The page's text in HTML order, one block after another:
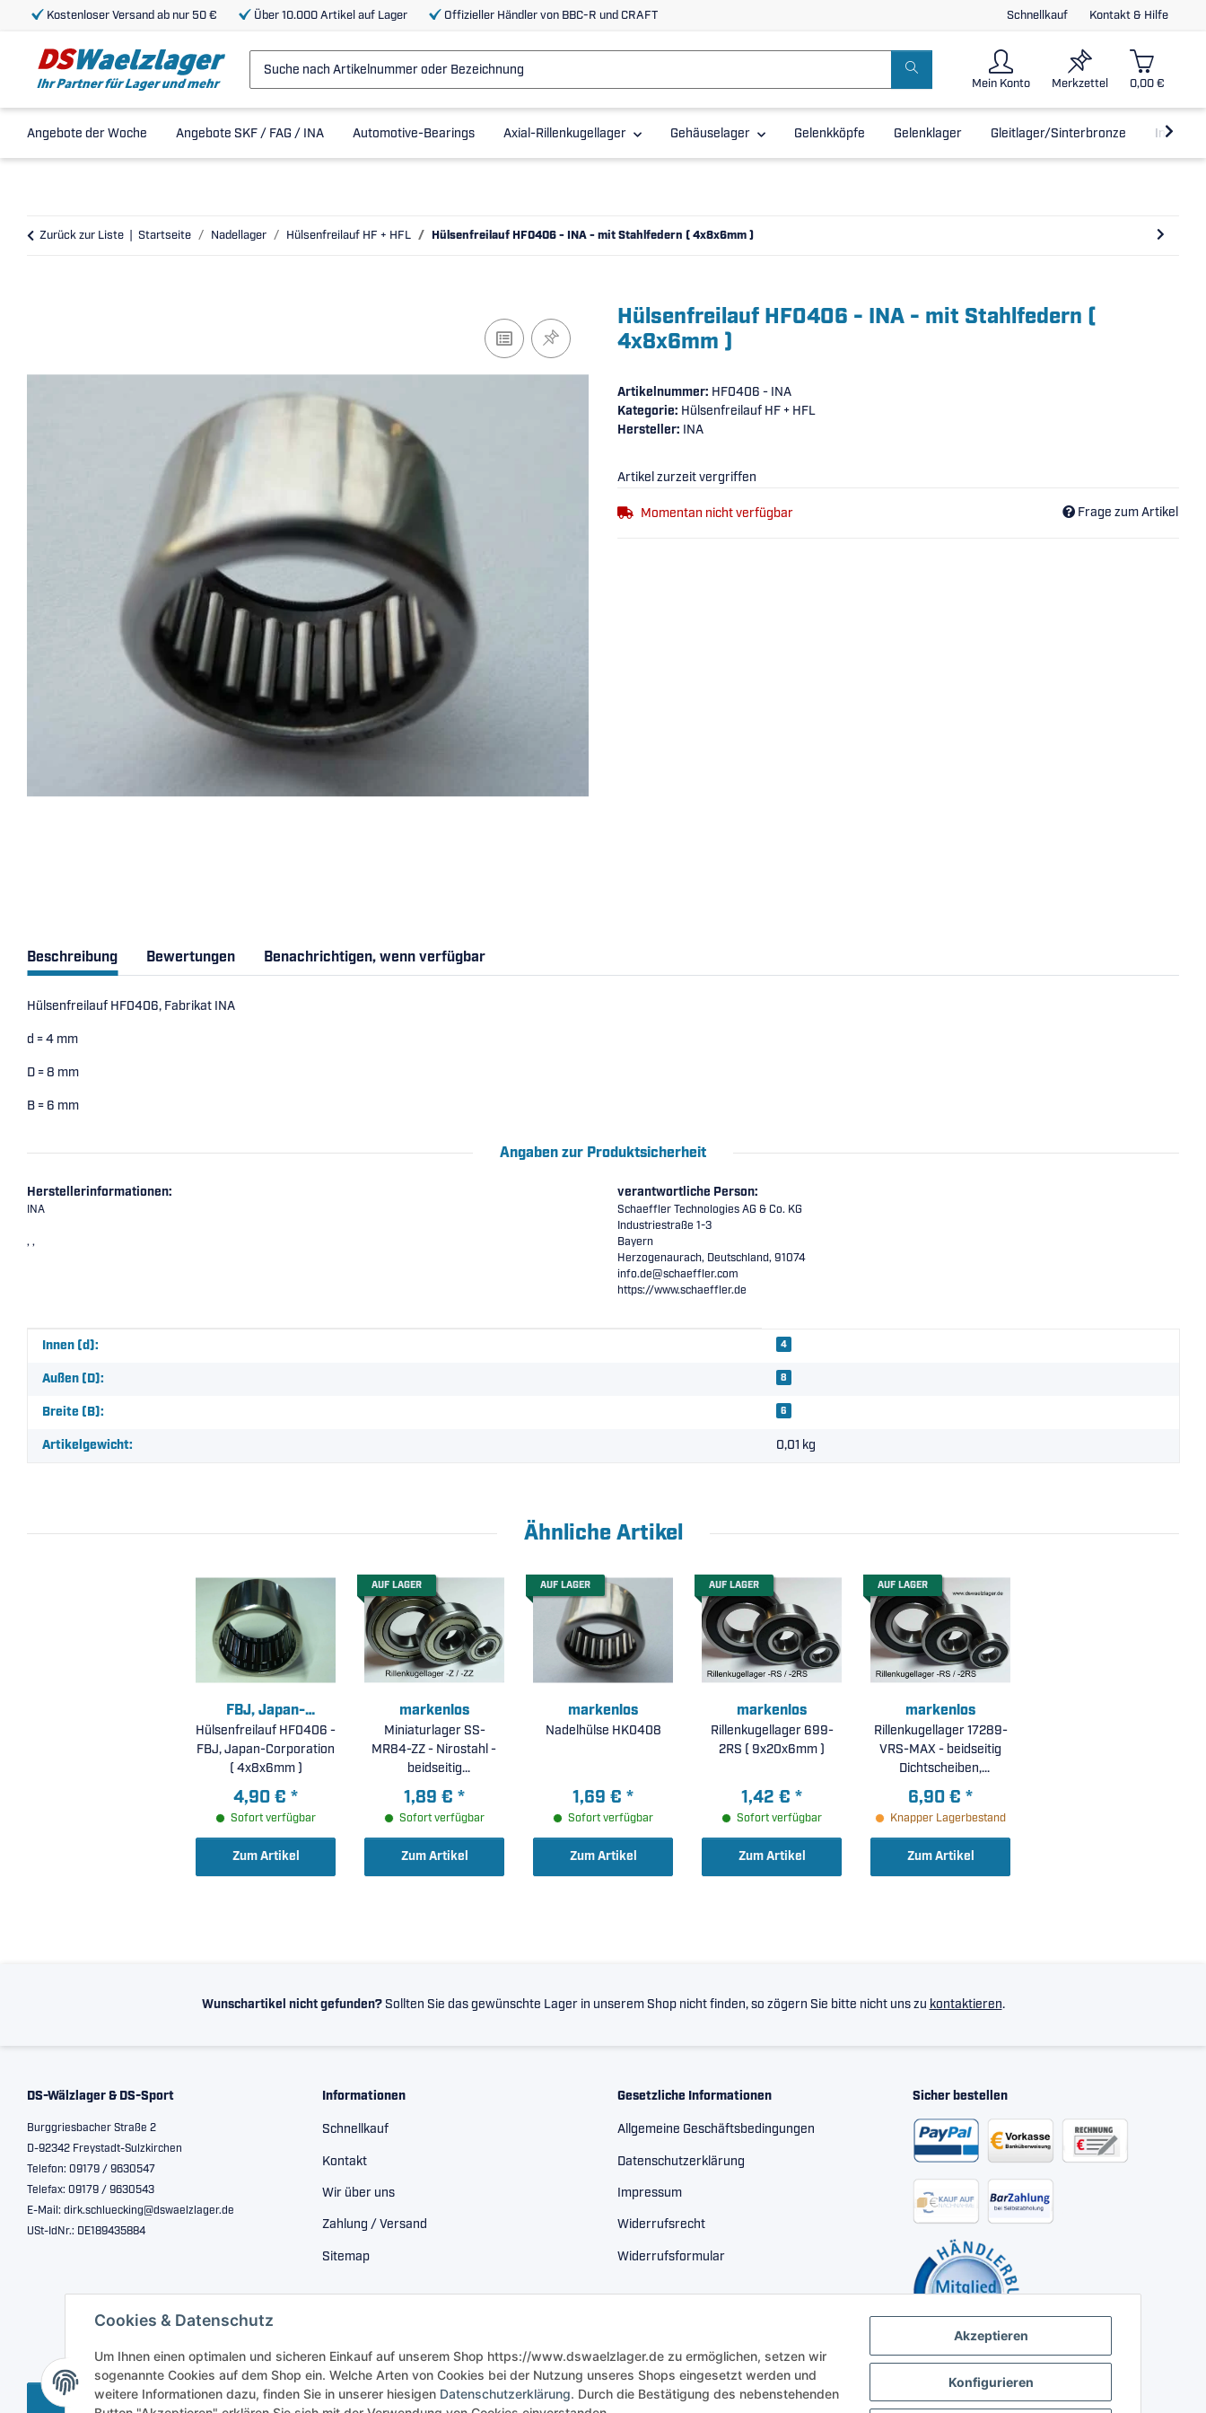
Akzeptieren
Konfigurieren
Cookies & Datenschutz
Um Ihnen einen optimalen und sicheren Einkauf auf unserem Shop https://www.dswaelzlager.de zu ermöglichen, setzen wir
sogenannte Cookies auf dem Shop ein. Welche Arten von Cookies bei der Nutzung unseres Shops eingesetzt werden und
weitere Informationen dazu, finden Sie in unserer hiesigen Datenschutzerklärung. Durch die Bestätigung des nebenstehenden
Schnellkauf Kontakt & Hilfe
Kostenloser Versand ab nur 50 € Über 10.000 Artikel auf Lager Offizieller Händler von BBC-R und CRAFT
Mein Konto Merkzettel 0,00 €
Angebote der Woche Angebote SKF / FAG / INA Automotive-Bearings Axial-Rillenkugellager Gehäuselager Gelenkköpfe Gelenklager Gleitlager/Sinterbronze Inline-
Zurück zur Liste Startseite Nadellager Hülsenfreilauf HF + HFL Hülsenfreilauf HF0406 - INA - mit Stahlfedern ( 4x8x6mm )
Hülsenfreilauf HF0406 - INA - mit Stahlfedern (
4x8x6mm )
Artikelnummer: HF0406 - INA
Kategorie: Hülsenfreilauf HF + HFL
Hersteller: INA
Artikel zurzeit vergriffen
Momentan nicht verfügbar Frage zum Artikel
Beschreibung Bewertungen Benachrichtigen, wenn verfügbar
Hülsenfreilauf HF0406, Fabrikat INA
d = 4 mm
D = 8 mm
B = 6 mm
Angaben zur Produktsicherheit
Herstellerinformationen:
INA
, ,
verantwortliche Person:
Schaeffler Technologies AG & Co. KG
Industriestraße 1-3
Bayern
Herzogenaurach, Deutschland, 91074
info.de@schaeffler.com
https://www.schaeffler.de
Produkteigenschaft
Wert
Innen (d): 4
Außen (D): 8
Breite (B): 6
Artikelgewicht: 0,01 kg
Ähnliche Artikel
FBJ, Japan-
Corporation
Hülsenfreilauf HF0406 -
FBJ, Japan-Corporation
( 4x8x6mm )
4,90 € *
Sofort verfügbar
Zum Artikel
AUF LAGER
markenlos
Miniaturlager SS-
MR84-ZZ - Nirostahl -
beidseitig
Stahldeckscheiben (
4x8x3mm )
1,89 € *
Sofort verfügbar
Zum Artikel
AUF LAGER
markenlos
Nadelhülse HK0408
1,69 € *
Sofort verfügbar
Zum Artikel
AUF LAGER
markenlos
Rillenkugellager 699-
2RS ( 9x20x6mm )
1,42 € *
Sofort verfügbar
Zum Artikel
AUF LAGER
markenlos
Rillenkugellager 17289-
VRS-MAX - beidseitig
Dichtscheiben,
vollkugellig (
17x28x9mm )
6,90 € *
Knapper Lagerbestand
Zum Artikel
Wunschartikel nicht gefunden?Sollten Sie das gewünschte Lager in unserem Shop nicht finden, so zögern Sie bitte nicht uns zu kontaktieren.
DS-Wälzlager & DS-Sport
Burggriesbacher Straße 2
D-92342 Freystadt-Sulzkirchen
Telefon: 09179 / 9630547
Telefax: 09179 / 9630543
E-Mail: dirk.schluecking@dswaelzlager.de
USt-IdNr.: DE189435884
Informationen
Schnellkauf
Kontakt
Wir über uns
Zahlung / Versand
Sitemap
Gesetzliche Informationen
Allgemeine Geschäftsbedingungen
Datenschutzerklärung
Impressum
Widerrufsrecht
Widerrufsformular
Sicher bestellen
Vertrag widerrufen